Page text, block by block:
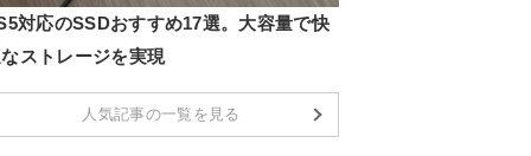
対応のSSDおすすめ17選。大容量で快
ストレージを実現
人気記事の一覧を見る